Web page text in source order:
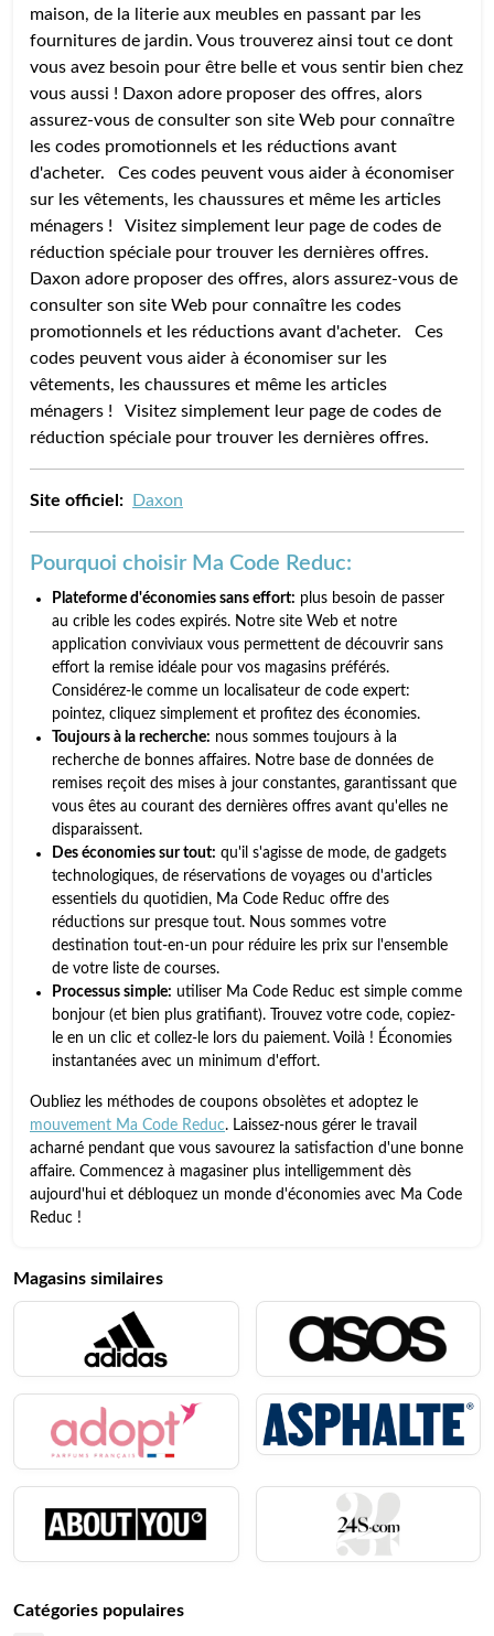
maison, de la literie aux meubles en passant par les
fournitures de jardin. Vous trouverez ainsi tout ce dont
vous avez besoin pour être belle et vous sentir bien chez
vous aussi ! Daxon adore proposer des offres, alors
assurez-vous de consulter son site Web pour connaître
les codes promotionnels et les réductions avant
d'acheter. Ces codes peuvent vous aider à économiser
sur les vêtements, les chaussures et même les articles
ménagers ! Visitez simplement leur page de codes de
réduction spéciale pour trouver les dernières offres.
Daxon adore proposer des offres, alors assurez-vous de
consulter son site Web pour connaître les codes
promotionnels et les réductions avant d'acheter. Ces
codes peuvent vous aider à économiser sur les
vêtements, les chaussures et même les articles
ménagers ! Visitez simplement leur page de codes de
réduction spéciale pour trouver les dernières offres.
Site officiel: Daxon
Pourquoi choisir Ma Code Reduc:
Plateforme d'économies sans effort: plus besoin de passer
au crible les codes expirés. Notre site Web et notre
application conviviaux vous permettent de découvrir sans
effort la remise idéale pour vos magasins préférés.
Considérez-le comme un localisateur de code expert:
pointez, cliquez simplement et profitez des économies.
Toujours à la recherche: nous sommes toujours à la
recherche de bonnes affaires. Notre base de données de
remises reçoit des mises à jour constantes, garantissant que
vous êtes au courant des dernières offres avant qu'elles ne
disparaissent.
Des économies sur tout: qu'il s'agisse de mode, de gadgets
technologiques, de réservations de voyages ou d'articles
essentiels du quotidien, Ma Code Reduc offre des
réductions sur presque tout. Nous sommes votre
destination tout-en-un pour réduire les prix sur l'ensemble
de votre liste de courses.
Processus simple: utiliser Ma Code Reduc est simple comme
bonjour (et bien plus gratifiant). Trouvez votre code, copiez-
le en un clic et collez-le lors du paiement. Voilà ! Économies
instantanées avec un minimum d'effort.
Oubliez les méthodes de coupons obsolètes et adoptez le
mouvement Ma Code Reduc. Laissez-nous gérer le travail
acharné pendant que vous savourez la satisfaction d'une bonne
affaire. Commencez à magasiner plus intelligemment dès
aujourd'hui et débloquez un monde d'économies avec Ma Code
Reduc !
Magasins similaires
Catégories populaires